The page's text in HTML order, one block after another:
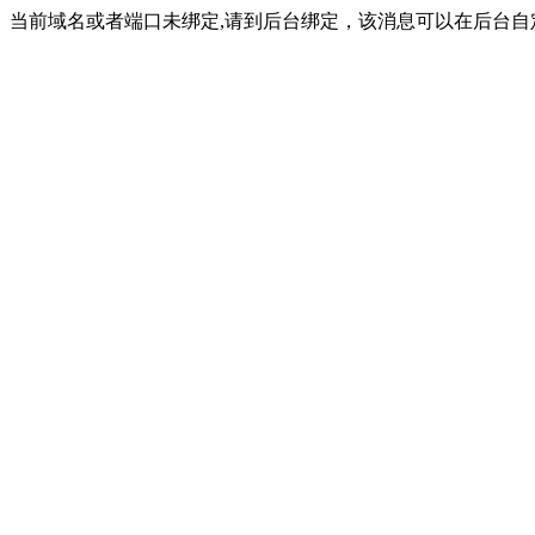
当前域名或者端口未绑定,请到后台绑定，该消息可以在后台自